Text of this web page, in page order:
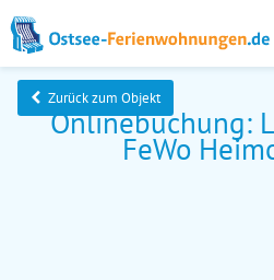
Zurück zum Objekt
Onlinebuchung:
FeWo